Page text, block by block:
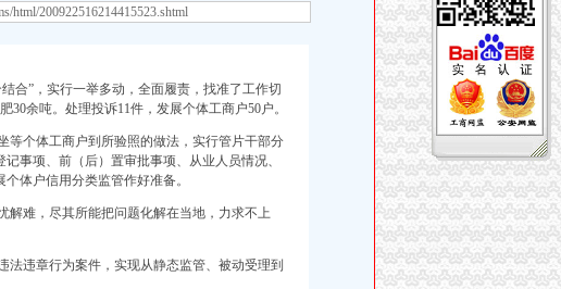
html/200922516214415523.shtml
合”，实行一举多动，全面履责，找准了工作切
余吨。处理投诉11件，发展个体工商户50户。
个体工商户到所验照的做法，实行管片干部分
事项、前（后）置审批事项、从业人员情况、
体户信用分类监管作好准备。
难，尽其所能把问题化解在当地，力求不上
违章行为案件，实现从静态监管、被动受理到